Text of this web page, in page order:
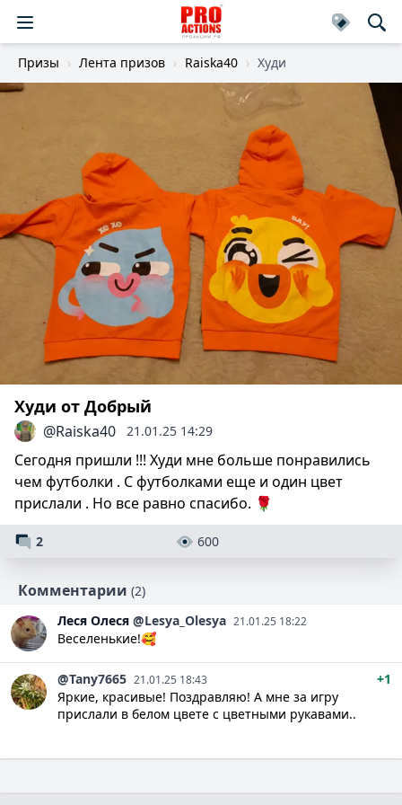
Призы Лента призов Raiska40 Худи
Худи от Добрый
@Raiska40 21.01.25 14:29
Сегодня пришли !!! Худи мне больше понравились
чем футболки . С футболками еще и один цвет
прислали . Но все равно спасибо. 🌹
2 600
Комментарии (2)
Леся Олеся @Lesya_Olesya 21.01.25 18:22
Веселенькие!🥰
@Tany7665 21.01.25 18:43
+1
Яркие, красивые! Поздравляю! А мне за игру
прислали в белом цвете с цветными рукавами..